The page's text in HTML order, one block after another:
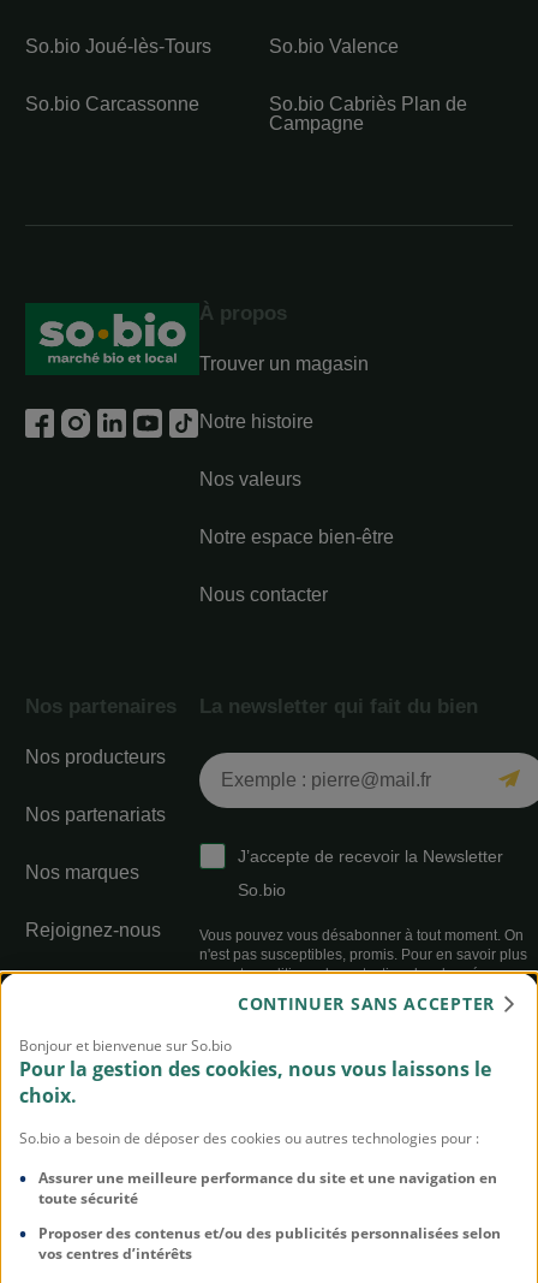
So.bio Joué-lès-Tours So.bio Valence
So.bio Carcassonne
So.bio Cabriès Plan de
Campagne
À propos
Trouver un magasin
Notre histoire
Nos valeurs
Notre espace bien-être
Nous contacter
Nos partenaires
Nos producteurs
Nos partenariats
Nos marques
Rejoignez-nous
93/100
Règlement Jeu
La newsletter qui fait du bien
J’accepte de recevoir la Newsletter
So.bio
Vous pouvez vous désabonner à tout moment. On
n'est pas susceptibles, promis. Pour en savoir plus
sur notre politique de protection des données,
Bonjour et bienvenue sur So.bio
Pour la gestion des cookies, nous vous laissons le
choix.
So.bio a besoin de déposer des cookies ou autres technologies pour :
Assurer une meilleure performance du site et une navigation en
toute sécurité
Proposer des contenus et/ou des publicités personnalisées selon
vos centres d’intérêts
CONTINUER SANS ACCEPTER